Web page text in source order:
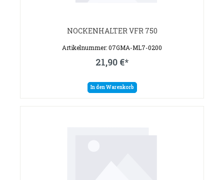
NOCKENHALTER VFR 750
Artikelnummer: 07GMA-ML7-0200
21,90 €*
In den Warenkorb